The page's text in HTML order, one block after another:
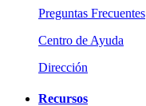
Preguntas Frecuentes
Centro de Ayuda
Dirección
Recursos